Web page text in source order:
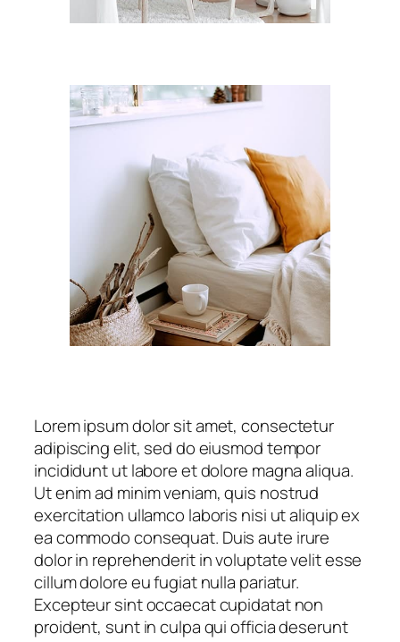
Lorem ipsum dolor sit amet, consectetur
adipiscing elit, sed do eiusmod tempor
incididunt ut labore et dolore magna aliqua.
Ut enim ad minim veniam, quis nostrud
exercitation ullamco laboris nisi ut aliquip ex
ea commodo consequat. Duis aute irure
dolor in reprehenderit in voluptate velit esse
cillum dolore eu fugiat nulla pariatur.
Excepteur sint occaecat cupidatat non
proident, sunt in culpa qui officia deserunt